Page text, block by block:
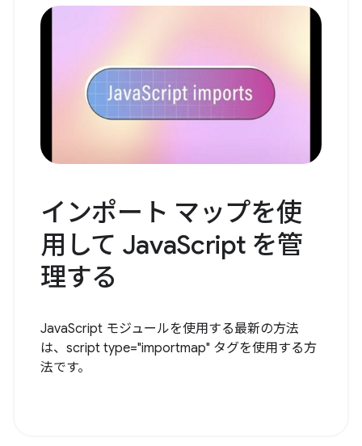
インポート マップを使
用して JavaScript を管
理する
JavaScript モジュールを使用する最新の方法
は、script type="importmap" タグを使用する方
法です。